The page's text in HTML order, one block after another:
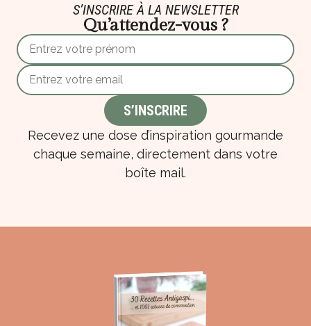
S’INSCRIRE À LA NEWSLETTER
Qu’attendez-vous ?
Recevez une dose d’inspiration gourmande
chaque semaine, directement dans votre
boîte mail.